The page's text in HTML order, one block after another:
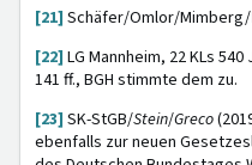
[21] Schäfer/Omlor/Mimberg/
[22] LG Mannheim, 22 KLs
141 ff., BGH stimmte dem zu.
[23] SK-StGB/Stein/Greco
ebenfalls zur neuen